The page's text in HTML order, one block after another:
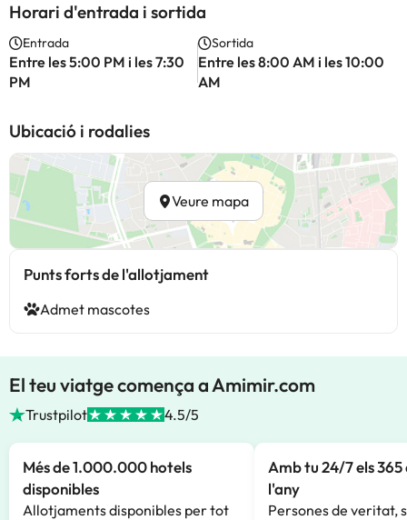
Horari d'entrada i sortida
Entrada
Entre les 5:00 PM i les 7:30
PM
Sortida
Entre les 8:00 AM i les 10:00
AM
Ubicació i rodalies
Veure mapa
Punts forts de l'allotjament
Admet mascotes
El teu viatge comença a Amimir.com
Trustpilot 4.5/5
Més de 1.000.000 hotels
disponibles
Allotjaments disponibles per tot
Amb tu 24/7 els 365
l'any
Persones de veritat,